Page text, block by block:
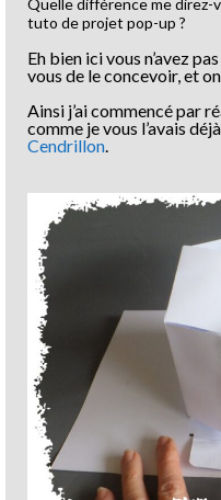
tuto de projet pop-up ?
Eh bien ici vous n’avez
vous de le concevoir, et
Ainsi j’ai commencé par
comme je vous l’avais
Cendrillon